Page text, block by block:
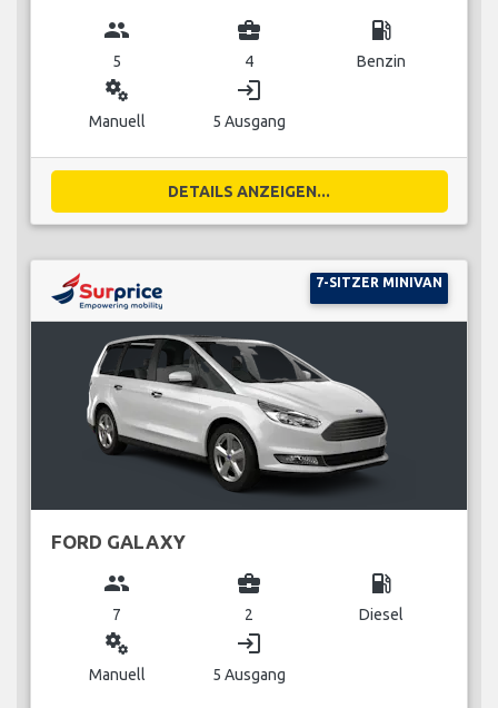
group
5
business_center
4
local_gas_station
Benzin
miscellaneous_services
Manuell
login
5 Ausgang
DETAILS ANZEIGEN...
7-SITZER MINIVAN
FORD GALAXY
group
7
business_center
2
local_gas_station
Diesel
miscellaneous_services
Manuell
login
5 Ausgang